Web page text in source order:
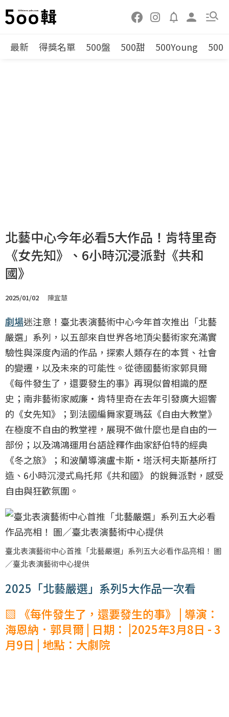
最新 得獎名單 500盤 500甜 500Young 500
北藝中心今年必看5大作品！肯特里奇
《女先知》、6小時沉浸派對《共和
國》
2025/01/02 陳宜慧
劇場迷注意！臺北表演藝術中心今年首次推出「北藝
嚴選」系列，以五部來自世界各地頂尖藝術家充滿實
驗性與深度內涵的作品，探索人類存在的本質、社會
的變遷，以及未來的可能性。從德國藝術家郭貝爾
《每件發生了，還要發生的事》再現似曾相識的歷
史；南非藝術家威廉‧肯特里奇在去年引發廣大迴響
的《女先知》；到法國編舞家夏瑪茲《自由大教堂》
在極度不自由的教堂裡，展現不做什麼也是自由的一
部份；以及鴻鴻運用台語詮釋作曲家舒伯特的經典
《冬之旅》；和波蘭導演盧卡斯·塔沃柯夫斯基所打
造、6小時沉浸式烏托邦《共和國》 的銳舞派對，感受
自由與狂歡氛圍。
臺北表演藝術中心首推「北藝嚴選」系列五大必看作品亮相！ 圖
／臺北表演藝術中心提供
2025「北藝嚴選」系列5大作品一次看
▧ 《每件發生了，還要發生的事》 | 導演：
海恩納．郭貝爾 | 日期： |2025年3月8日 - 3
月9日 | 地點：大劇院